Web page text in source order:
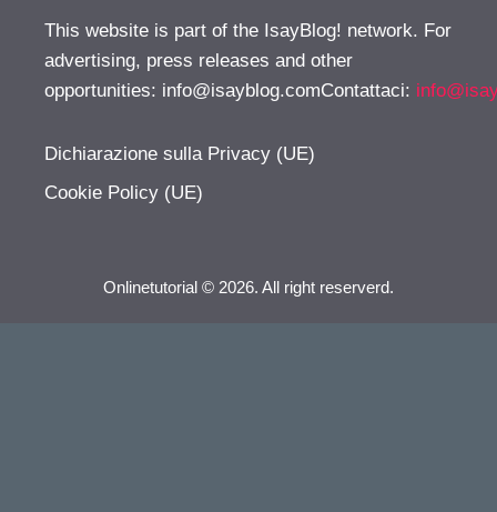
This website is part of the IsayBlog! network. For
advertising, press releases and other
opportunities: info@isayblog.comContattaci:
Dichiarazione sulla Privacy (UE)
Cookie Policy (UE)
Onlinetutorial © 2026. All right reserverd.